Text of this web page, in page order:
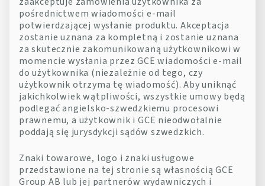
pośrednictwem wiadomości e-mail
potwierdzającej wysłanie produktu. Akceptacja
zostanie uznana za kompletną i zostanie uznana
za skutecznie zakomunikowaną użytkownikowi w
momencie wysłania przez GCE wiadomości e-mail
do użytkownika (niezależnie od tego, czy
użytkownik otrzyma tę wiadomość). Aby uniknąć
jakichkolwiek wątpliwości, wszystkie umowy będą
podlegać angielsko-szwedzkiemu procesowi
prawnemu, a użytkownik i GCE nieodwołalnie
poddają się jurysdykcji sądów szwedzkich.
Znaki towarowe, logo i znaki usługowe
przedstawione na tej stronie są własnością GCE
Group AB lub jej partnerów wydawniczych i